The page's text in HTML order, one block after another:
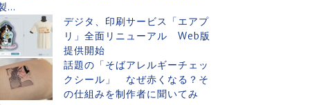
...
デジタ、印刷サービス「エアプ
リ」全面リニューアル Web版
提供開始
話題の「そばアレルギーチェッ
クシール」 なぜ赤くなる？そ
の仕組みを制作者に聞いてみ